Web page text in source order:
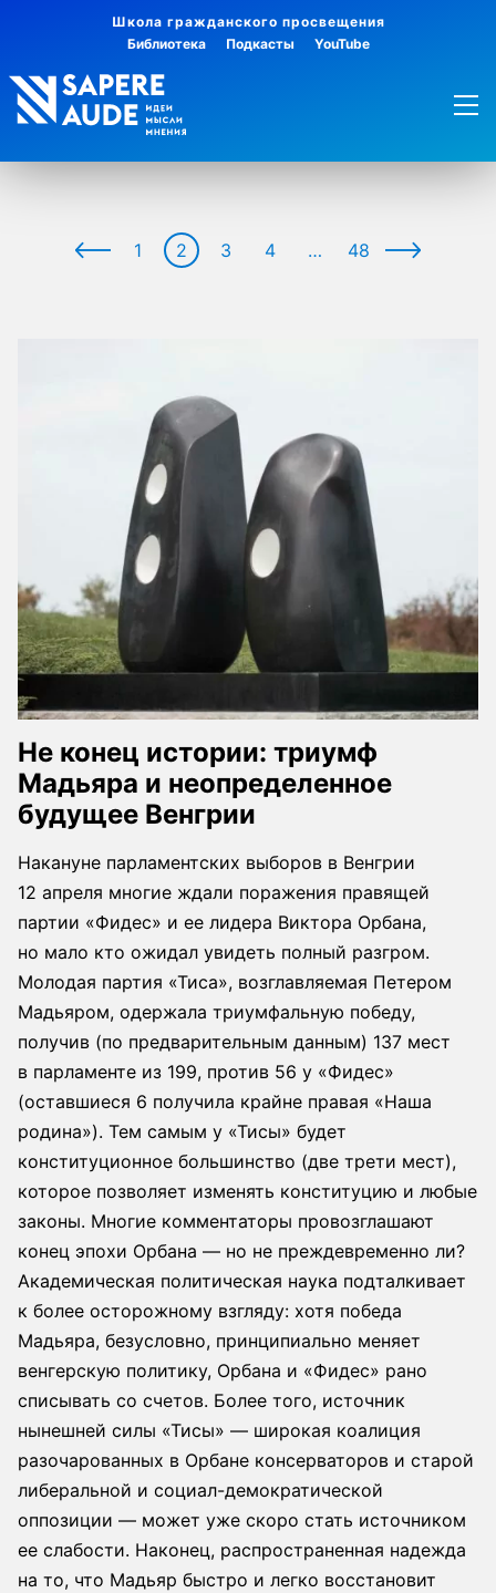
Школа гражданского просвещения
Библиотека
Подкасты YouTube
1 2 3 4 … 48
Не конец истории: триумф
Мадьяра и неопределенное
будущее Венгрии
Накануне парламентских выборов в Венгрии
12 апреля многие ждали поражения правящей
партии «Фидес» и ее лидера Виктора Орбана,
но мало кто ожидал увидеть полный разгром.
Молодая партия «Тиса», возглавляемая Петером
Мадьяром, одержала триумфальную победу,
получив (по предварительным данным) 137 мест
в парламенте из 199, против 56 у «Фидес»
(оставшиеся 6 получила крайне правая «Наша
родина»). Тем самым у «Тисы» будет
конституционное большинство (две трети мест),
которое позволяет изменять конституцию и любые
законы. Многие комментаторы провозглашают
конец эпохи Орбана — но не преждевременно ли?
Академическая политическая наука подталкивает
к более осторожному взгляду: хотя победа
Мадьяра, безусловно, принципиально меняет
венгерскую политику, Орбана и «Фидес» рано
списывать со счетов. Более того, источник
нынешней силы «Тисы» — широкая коалиция
разочарованных в Орбане консерваторов и старой
либеральной и социал-демократической
оппозиции — может уже скоро стать источником
ее слабости. Наконец, распространенная надежда
на то, что Мадьяр быстро и легко восстановит